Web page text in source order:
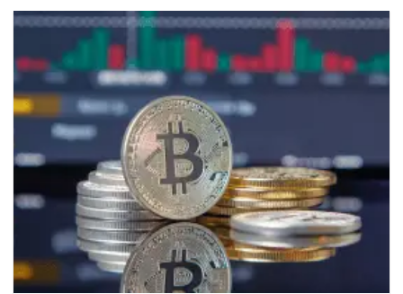
mẽ cho cả hai đồng tiền số, với mức tăng hơn...